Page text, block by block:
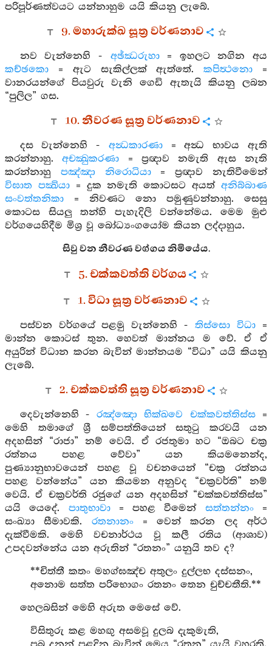
පරිපූර්ණත්වයට යන්නාහුම යයි කියනු ලැබේ.
9. මහාරුක්ඛ සූත්‍ර වර්ණනාව
නව වැන්නෙහි - අඡ්ඣරුහා= ඉහලට නගින අය
කච්ඡකො = ඇට සැකිල්ලක් ඇත්තේ.කපිත්‍ථනො =
වානරයන්ගේ පියවුරු වැනි ගෙඩි ඇතැයි කියනු ලබන
“පුලිල” ගස.
10. නීවරණ සූත්‍ර වර්ණනාව
දස වැන්නෙහි - අන්‍ධකාරණා= අන්‍ධ භාවය ඇති
කරන්නාහු.අචක්‍ඛුකරණා = ප්‍රඥාව නමැති ඇස නැති
කරන්නාහු පඤ්ඤා නිරොධියා= ප්‍රඥාව නැතිවීමෙන්
විඝාත පක්‍ඛියා= දුක නමැති කොටසට අයත්අනිබ්බාණ
සංවත්තනිකා = නිවණට නො පමුණුවන්නාහු. සෙසු
කොටස සියලු තන්හි පැහැදිලි වන්නේමය. මෙම මුළු
වර්ගයෙහිදීම මිශ්‍ර වූ බෝධ්‍යංගයෝම කියන ලද්දාහුය.
සිවු වන නීවරණ වග්ගය නිමියේය.
5. චක්කවත්ති වර්ගය
1. විධා සූත්‍ර වර්ණනාව
පස්වන වර්ගයේ පළමු වැන්නෙහි -තිස්සො විධා =
මාන්න කොටස් තුන. හෙවත් මාන්නය ම වේ. ඒ ඒ
අයුරින් විධාන කරන බැවින් මාන්නයම “විධා” යයි කියනු
ලැබේ.
2. චක්කවත්ති සූත්‍ර වර්ණනාව
දෙවැන්නෙහි -රඤ්ඤො භික්ඛවෙ චක්කවත්තිස්ස=
මෙහි තමාගේ ශ්‍රී සම්පත්තියෙන් සතුටු කරවයි යන
අදහසින් “රාජා” නම් වෙයි. ඒ රජතුමා හට “ඔබට චක්‍ර
රත්නය පහළ වේවා” යන කියමනෙන්ද,
පුණ්‍යානුභාවයෙන් පහළ වූ වචනයෙන් “චක්‍ර රත්නය
පහළ වන්නේය” යන කියමන අනුවද “චක්‍රවර්ති” නම්
වෙයි. ඒ චක්‍රවර්ති රජුගේ යන අදහසින් “චක්කවත්තිස්ස”
යයි යෙදේ. පාතුභාවා= පහළ වීමෙන් සත්තන්නං=
සංඛ්‍යා සීමාවකි. රතනානං= වෙන් කරන ලද අර්ථ
දැක්වීමකි. මෙහි වචනාර්ථය වූ කලී රතිය (ආශාව)
උපදවන්නේය යන අරුතින් “රතනං” යනුයි තව ද?
**චිත්තී කතං මහග්ඝඤ්ච අතුලං දුල්ලභ දස්සනං,
අනොම සත්ත පරිභොගං රතනං තෙන චුච්චතීති.**
හෙලබසින් මෙහි අරුත මෙසේ වේ.
විසිතුරු කළ මහඟු අසමවූ දුලබ දැකුමැති,